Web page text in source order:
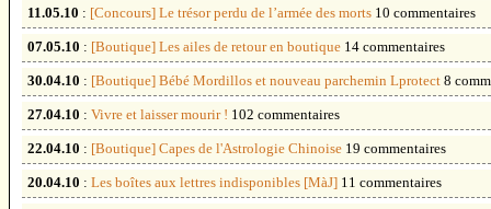
11.05.10 : [Concours] Le trésor perdu de l’armée des morts 10 commentaires
07.05.10 : [Boutique] Les ailes de retour en boutique 14 commentaires
30.04.10 : [Boutique] Bébé Mordillos et nouveau parchemin Lprotect 8
27.04.10 : Vivre et laisser mourir ! 102 commentaires
22.04.10 : [Boutique] Capes de l'Astrologie Chinoise 19 commentaires
20.04.10 : Les boîtes aux lettres indisponibles [MàJ] 11 commentaires